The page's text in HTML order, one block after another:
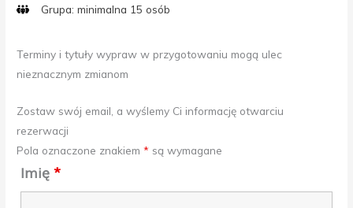
Grupa: minimalna 15 osób
Terminy i tytuły wypraw w przygotowaniu mogą ulec
nieznacznym zmianom
Zostaw swój email, a wyślemy Ci informację otwarciu
rezerwacji
Pola oznaczone znakiem* są wymagane
Imię*